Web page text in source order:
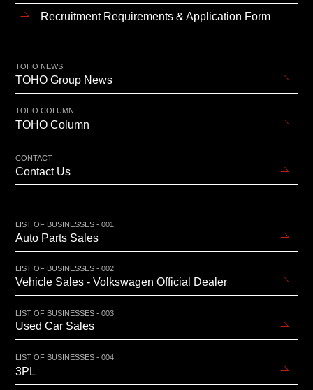
Recruitment Requirements & Application Form
TOHO NEWS
TOHO Group News
TOHO COLUMN
TOHO Column
CONTACT
Contact Us
LIST OF BUSINESSES - 001
Auto Parts Sales
LIST OF BUSINESSES - 002
Vehicle Sales - Volkswagen Official Dealer
LIST OF BUSINESSES - 003
Used Car Sales
LIST OF BUSINESSES - 004
3PL